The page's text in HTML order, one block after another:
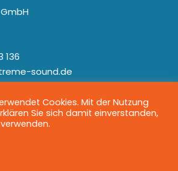
136
sound.de
Cookies. Mit der Nutzung
Sie sich damit einverstanden,